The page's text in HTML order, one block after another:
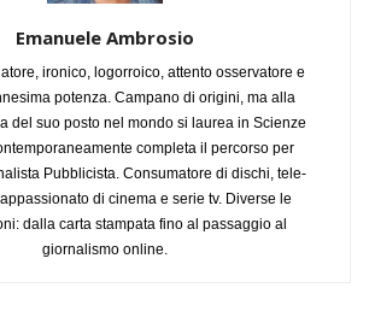
Emanuele Ambrosio
ironico, logorroico, attento osservatore e
potenza. Campano di origini, ma alla
del suo posto nel mondo si laurea in Scienze
completa il percorso per
Pubblicista. Consumatore di dischi, tele-
di cinema e serie tv. Diverse le
dalla carta stampata fino al passaggio al
giornalismo online.